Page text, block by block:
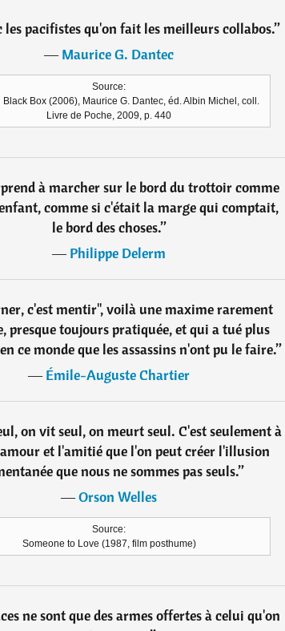
les pacifistes qu'on fait les meilleurs collabos.”
―Maurice G. Dantec
Source:
Black Box (2006), Maurice G. Dantec, éd. Albin Michel, coll.
Livre de Poche, 2009, p. 440
à marcher sur le bord du trottoir comme
comme si c'était la marge qui comptait,
le bord des choses.”
―Philippe Delerm
c'est mentir", voilà une maxime rarement
presque toujours pratiquée, et qui a tué plus
ce monde que les assassins n'ont pu le faire.”
―Émile-Auguste Chartier
on vit seul, on meurt seul. C'est seulement à
et l'amitié que l'on peut créer l'illusion
que nous ne sommes pas seuls.”
―Orson Welles
Source:
Someone to Love (1987, film posthume)
ne sont que des armes offertes à celui qu'on